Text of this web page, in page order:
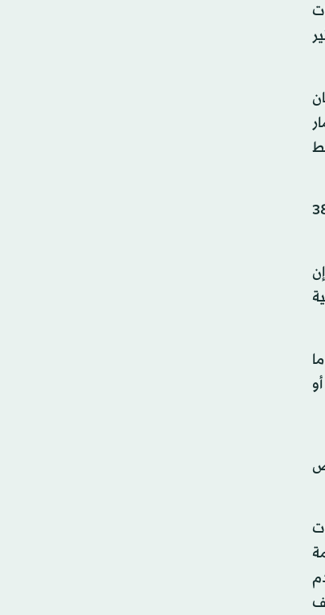
أن منطقة الشرق الأوسط سيكون فيها نمو في حركة البيانات في حدود 38